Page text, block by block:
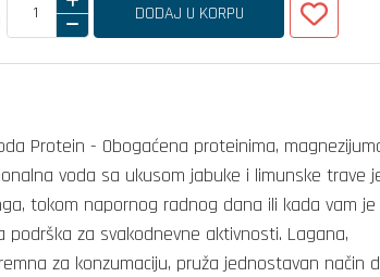
DODAJ U KORPU
Protein - Obogaćena proteinima,
voda sa ukusom jabuke i limunske trave
tokom napornog radnog dana ili kada vam je
za svakodnevne aktivnosti. Lagana,
za konzumaciju, pruža jednostavan način